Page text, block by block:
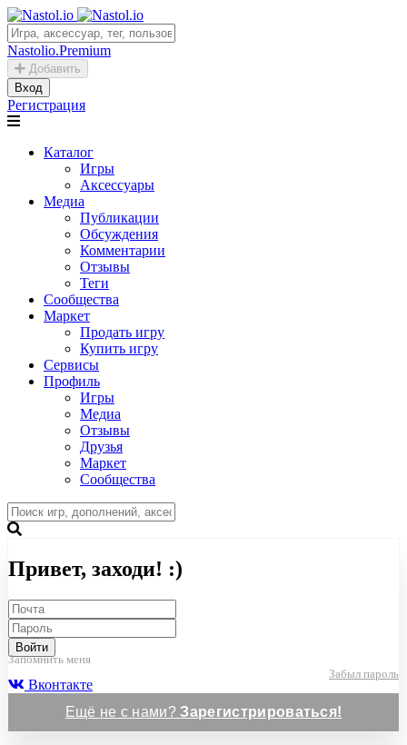
Nastolio.Premium
Добавить
Вход
Регистрация
Каталог
Игры
Аксессуары
Медиа
Публикации
Обсуждения
Комментарии
Отзывы
Теги
Сообщества
Маркет
Продать игру
Купить игру
Сервисы
Профиль
Игры
Медиа
Отзывы
Друзья
Маркет
Сообщества
Привет, заходи! :)
Войти
Запомнить меня
Забыл пароль
Вконтакте
Ещё не с нами?Зарегистрироваться!